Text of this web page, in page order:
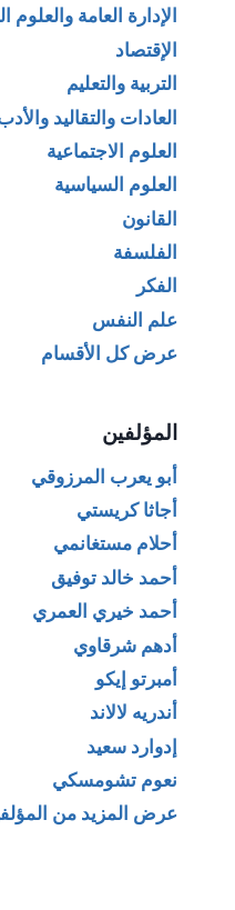
الإدارة العامة والعلوم
الإقتصاد
التربية والتعليم
العادات والتقاليد
العلوم الاجتماعية
العلوم السياسية
القانون
الفلسفة
الفكر
علم النفس
عرض كل الأقسام
المؤلفين
أبو يعرب المرزوقي
أجاثا كريستي
أحلام مستغانمي
أحمد خالد توفيق
أحمد خيري العمري
أدهم شرقاوي
أمبرتو إيكو
أندريه لالاند
إدوارد سعيد
نعوم تشومسكي
عرض المزيد من